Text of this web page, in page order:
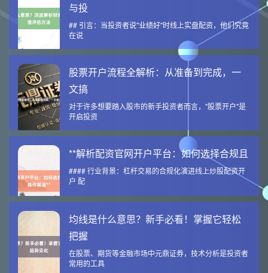
与投
## 引言：当投资者说"业绩好"时线上实盘配资，他们究竟
在说
股票开户流程全解析：从准备到完成，一
文搞
对于许多想要踏入股市的新手投资者而言，"股票开户"是
开启投资
**解析配资官网开户平台：如何选择合规且
#### 行业背景：杠杆交易的合规化演进线上炒股配资开
户 配
均线是什么意思？新手必看！掌握它轻松
把握
在股票、期货等金融市场中元鼎证券，技术分析是投资者
常用的工具